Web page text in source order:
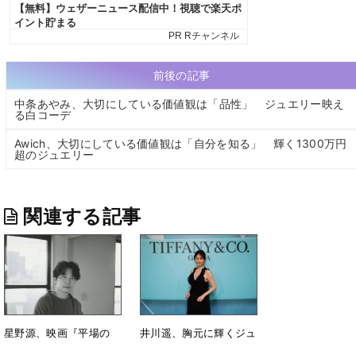
前後の記事
中条あやみ、大切にしている価値観は「品性」 ジュエリー映え
る白コーデ
Awich、大切にしている価値観は「自分を知る」 輝く1300万円
超のジュエリー
関連する記事
星野源、映画『平場の
井川遥、胸元に輝くジュ